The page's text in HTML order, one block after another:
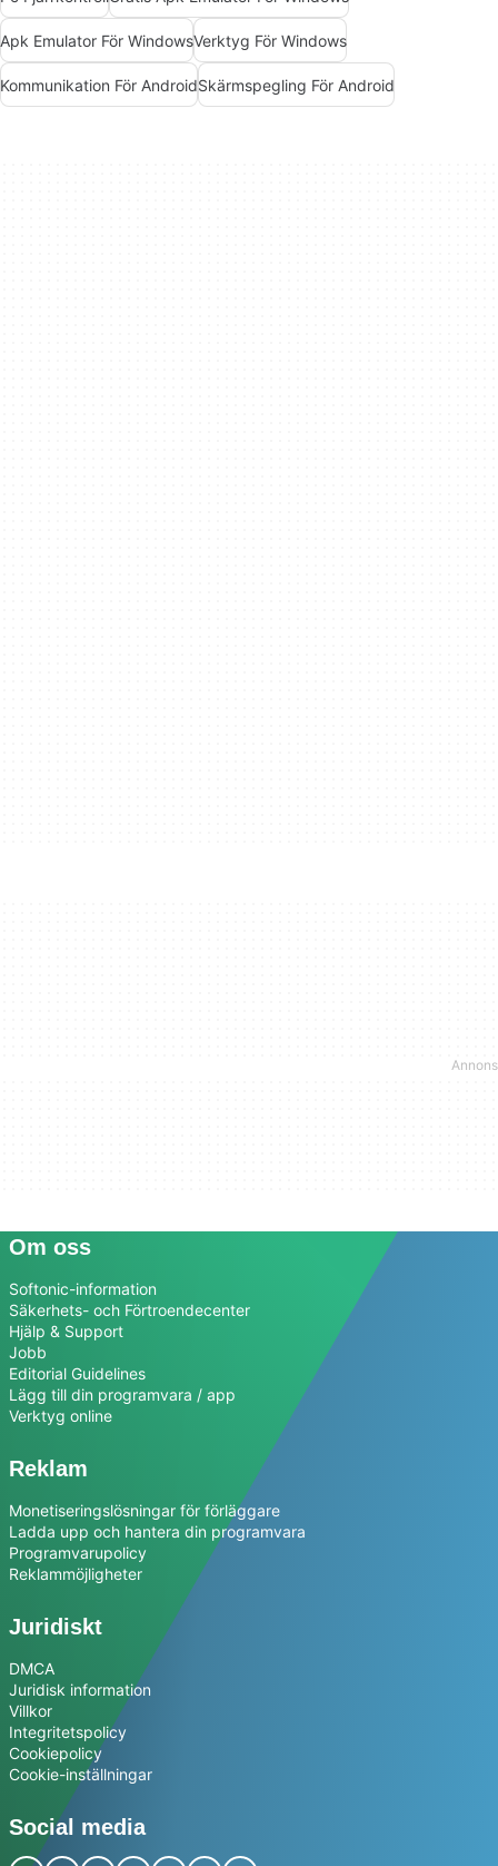
Apk Emulator För WindowsVerktyg För Windows
Kommunikation För AndroidSkärmspegling För Android
Om oss
Softonic-information
Säkerhets- och Förtroendecenter
Hjälp & Support
Jobb
Editorial Guidelines
Lägg till din programvara / app
Verktyg online
Reklam
Monetiseringslösningar för förläggare
Ladda upp och hantera din programvara
Programvarupolicy
Reklammöjligheter
Juridiskt
DMCA
Juridisk information
Villkor
Integritetspolicy
Cookiepolicy
Cookie-inställningar
Social media